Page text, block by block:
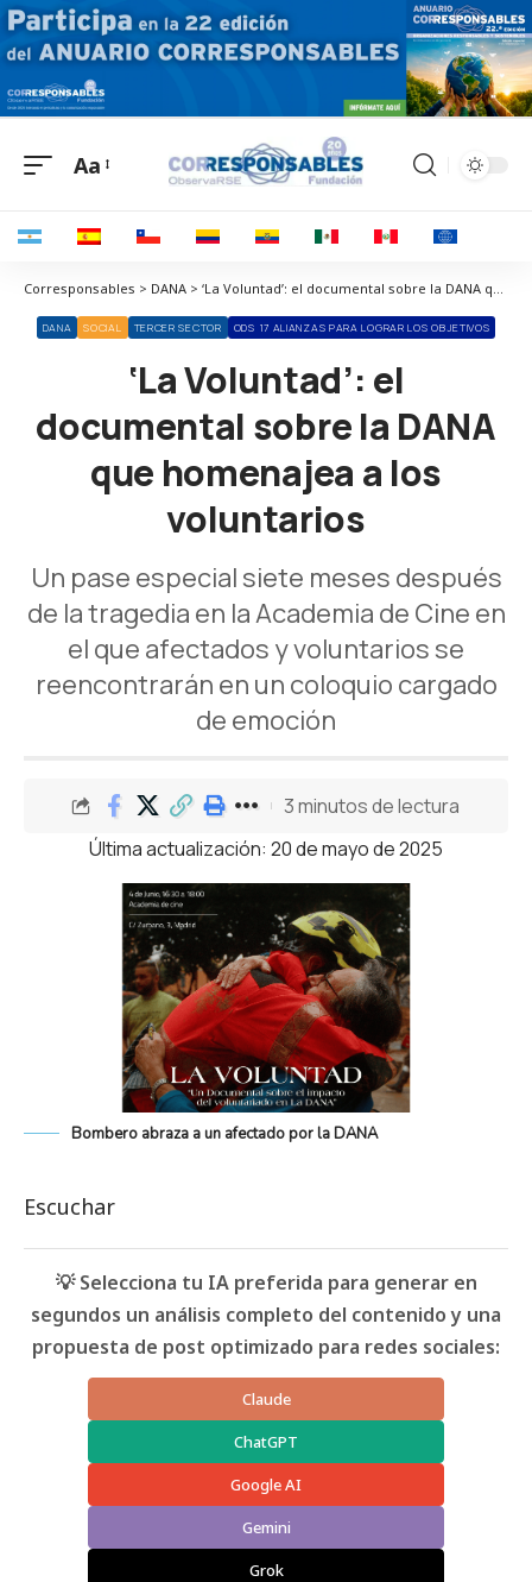
Aa
Corresponsables > DANA > ‘La Voluntad’: el documental sobre la DANA que homenajea a los voluntarios
DANA SOCIAL TERCER SECTOR ODS 17 ALIANZAS PARA LOGRAR LOS OBJETIVOS
‘La Voluntad’: el
documental sobre la DANA
que homenajea a los
voluntarios
Un pase especial siete meses después
de la tragedia en la Academia de Cine en
el que afectados y voluntarios se
reencontrarán en un coloquio cargado
de emoción
Última actualización: 20 de mayo de 2025
3 minutos de lectura
Bombero abraza a un afectado por la DANA
Escuchar
💡 Selecciona tu IA preferida para generar en
segundos un análisis completo del contenido y una
propuesta de post optimizado para redes sociales:
Claude
ChatGPT
Google AI
Gemini
Grok